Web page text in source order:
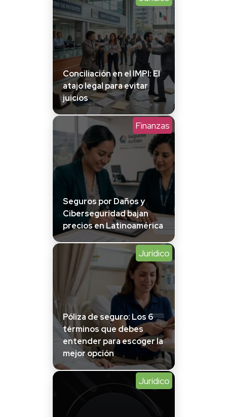
Conciliación en el IMPI: El
atajo legal para evitar
juicios
Finanzas
Seguros por Daños y
Ciberseguridad bajan
precios en Latinoamérica
Jurídico
Póliza de seguro: Los 6
términos que debes
entender para escoger la
mejor opción
Jurídico